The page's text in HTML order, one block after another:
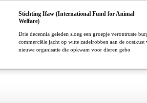
Stichting Ifaw (International Fund for Animal
Welfare)
Drie decennia geleden sloeg een groepje verontruste
commerciële jacht op witte zadelrobben aan de oostkust
nieuwe organisatie die opkwam voor dieren gebo